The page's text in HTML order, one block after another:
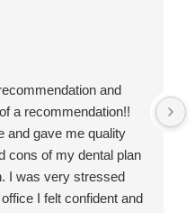
and
a recommendation!!
and gave me quality
cons of my dental plan
I was very stressed
I felt confident and